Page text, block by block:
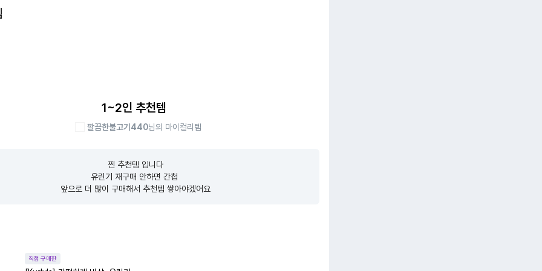
1~2인 추천템
깔끔한불고기440님의 마이컬리템
찐 추천템 입니다
유린기 재구매 안하면 간첩
앞으로 더 많이 구매해서 추천템 쌓아야겠어요
직접 구매한